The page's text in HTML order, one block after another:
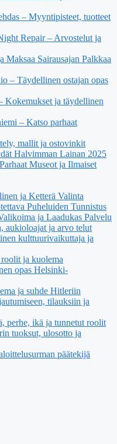
– Myyntipisteet, tuotteet
Repair – Arvostelut ja
Sairausajan Palkkaa
– Täydellinen ostajan opas
Kokemukset ja täydellinen
– Katso parhaat
mallit ja ostovinkit
Halvimman Lainan 2025
Museot ja Ilmaiset
ja Ketterä Valinta
Puheluiden Tunnistus
ja Laadukas Palvelu
aukioloajat ja arvo telut
kulttuurivaikuttaja ja
ja kuolema
opas Helsinki-
ja suhde Hitleriin
tilauksiin ja
perhe, ikä ja tunnetut roolit
tuoksut, ulosotto ja
päätekijä